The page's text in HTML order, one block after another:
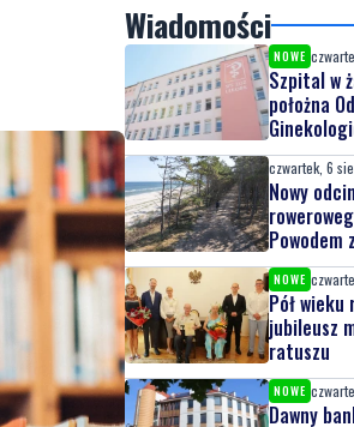
Wiadomości
NOWE
Szpital w
położna
czwartek, 6
Nowy
Powodem
NOWE
Pół
jubileusz
ratuszu
NOWE
Dawny